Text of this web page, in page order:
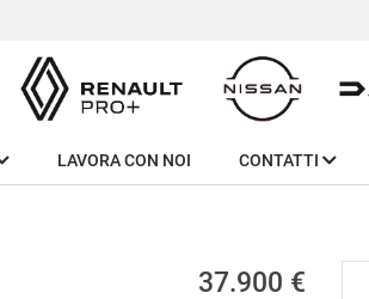
LAVORA CON NOI CONTATTI
37.900 €